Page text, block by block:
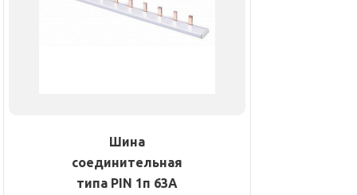
Шина
соединительная
типа PIN 1п 63А